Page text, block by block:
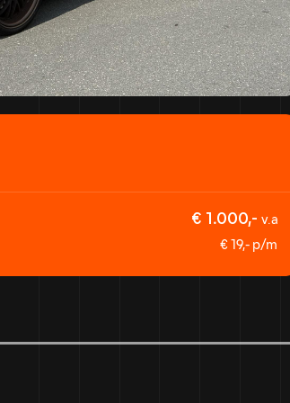
€ 1.000,- v.a
€ 19,- p/m